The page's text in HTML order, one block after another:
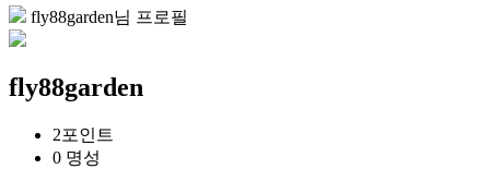
fly88garden님 프로필
fly88garden
2포인트
0 명성